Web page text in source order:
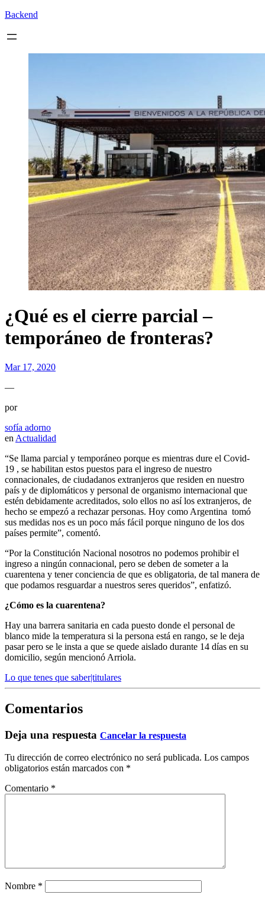
Backend
¿Qué es el cierre parcial –
temporáneo de fronteras?
Mar 17, 2020
—
por
sofía adorno
en Actualidad
“Se llama parcial y temporáneo porque es mientras dure el Covid-
19 , se habilitan estos puestos para el ingreso de nuestro
connacionales, de ciudadanos extranjeros que residen en nuestro
país y de diplomáticos y personal de organismo internacional que
estén debidamente acreditados, solo ellos no así los extranjeros, de
hecho se empezó a rechazar personas. Hoy como Argentina tomó
sus medidas nos es un poco más fácil porque ninguno de los dos
países permite”, comentó.
“Por la Constitución Nacional nosotros no podemos prohibir el
ingreso a ningún connacional, pero se deben de someter a la
cuarentena y tener conciencia de que es obligatoria, de tal manera de
que podamos resguardar a nuestros seres queridos”, enfatizó.
¿Cómo es la cuarentena?
Hay una barrera sanitaria en cada puesto donde el personal de
blanco mide la temperatura si la persona está en rango, se le deja
pasar pero se le insta a que se quede aislado durante 14 días en su
domicilio, según mencionó Arriola.
Lo que tenes que saber|titulares
Comentarios
Deja una respuesta Cancelar la respuesta
Tu dirección de correo electrónico no será publicada. Los campos
obligatorios están marcados con *
Comentario *
Nombre *